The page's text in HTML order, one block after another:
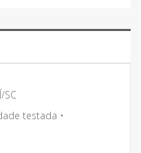
SC
testada •